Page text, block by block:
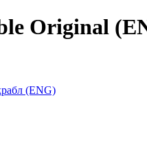
Original